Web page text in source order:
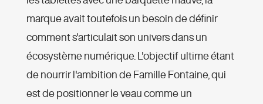
marque avait toutefois un besoin de définir
comment s'articulait son univers dans un
écosystème numérique. L'objectif ultime étant
de nourrir l'ambition de Famille Fontaine, qui
est de positionner le veau comme un